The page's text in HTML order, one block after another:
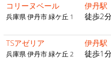
コリーヌベール
兵庫県 伊丹市 緑ケ丘 1
伊丹駅
徒歩2
TSアゼリア
兵庫県 伊丹市 緑ケ丘 2
伊丹駅
徒歩1